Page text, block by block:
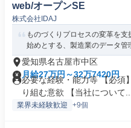
web/オープンSE
株式会社IDAJ
ものづくりプロセスの変革を
始めとする、製造業のデータ管
愛知県名古屋市中区
月給27万円～32万7420円
必要な経験・能力等 【必須
り組む意欲 【当社について...
業界未経験歓迎 +9個